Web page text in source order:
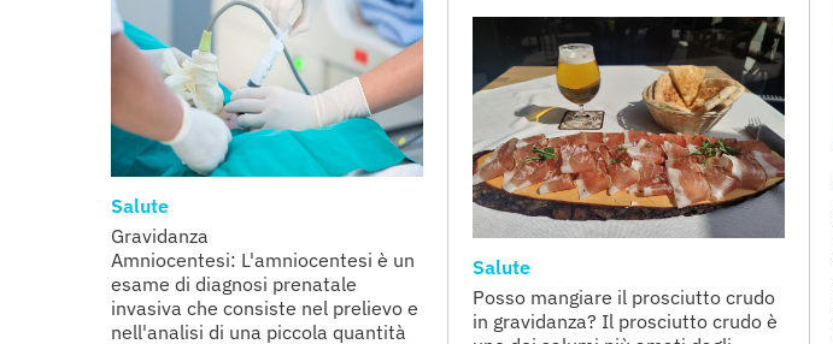
Salute
Gravidanza
Amniocentesi: L'amniocentesi è un
esame di diagnosi prenatale
invasiva che consiste nel prelievo e
nell'analisi di una piccola quantità
Salute
Posso mangiare il prosciutto crudo
in gravidanza? Il prosciutto crudo è